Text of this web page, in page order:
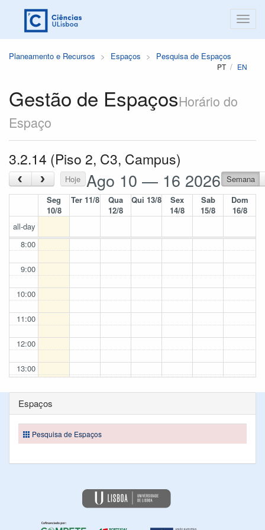
Planeamento e Recursos Espaços Pesquisa de Espaços
PT EN
Gestão de EspaçosHorário do
Espaço
3.2.14 (Piso 2, C3, Campus)
‹ › Hoje Ago 10 — 16 2026 Semana
Seg
10/8
Ter 11/8
Qua
12/8
Qui 13/8
Sex
14/8
Sab
15/8
Dom
16/8
all-day
8:00
9:00
10:00
11:00
12:00
13:00
14:00
15:00
16:00
17:00
Espaços
Pesquisa de Espaços